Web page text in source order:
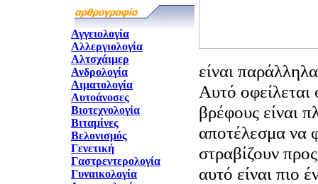
Αγγειολογία
Αλλεργιολογία
Αλτσχάιμερ
Ανδρολογία
Αιματολογία
Αυτοάνοσες
Βιοτεχνολογία
Βιταμίνες
Βελονισμός
Γενετική
Γαστρεντερολογία
Γυναικολογία
είναι
Αυτό οφείλεται
βρέφους είναι
αποτέλεσμα να
στραβίζουν
αυτό είναι πιο